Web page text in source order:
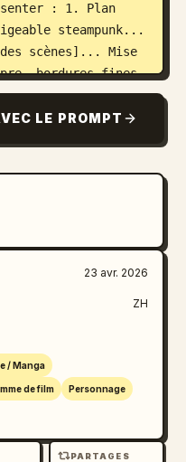
: 1. Plan
steampunk...
scènes]... Mise
bordures fines,
d'anime très
esthétique de
LE PROMPT
23 avr. 2026
ZH
/ Manga
de film Personnage
PARTAGES